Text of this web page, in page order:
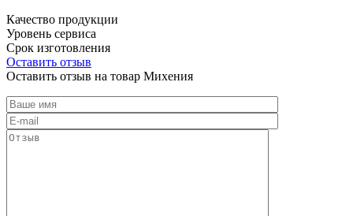
Качество продукции
Уровень сервиса
Срок изготовления
Оставить отзыв
Оставить отзыв на товар Михения